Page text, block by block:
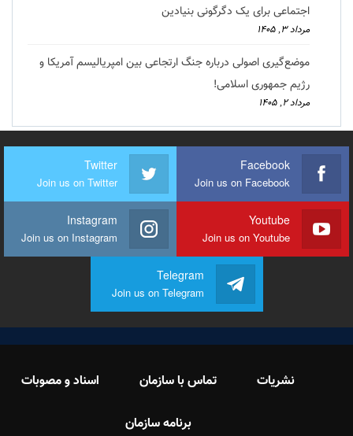
اجتماعی برای یک دگرگونی بنیادین
مرداد ۳, ۱۴۰۵
موضع‌گیری اصولی درباره جنگ ارتجاعی بین امپریالیسم آمریکا و
رژیم جمهوری اسلامی!
مرداد ۲, ۱۴۰۵
Facebook
Join us on Facebook
Twitter
Join us on Twitter
Youtube
Join us on Youtube
Instagram
Join us on Instagram
Telegram
Join us on Telegram
نشریات تماس با سازمان اسناد و مصوبات
برنامه سازمان